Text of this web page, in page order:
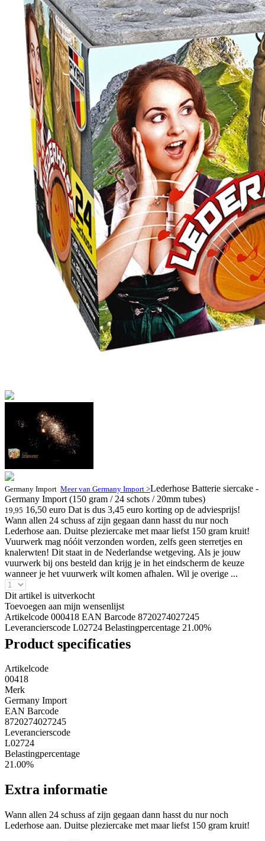
Germany Import Meer van Germany Import >Lederhose Batterie siercake -
Germany Import (150 gram / 24 schots / 20mm tubes)
19,95 16,50 euro Dat is dus 3,45 euro korting op de adviesprijs!
Wann allen 24 schuss af zijn gegaan dann hasst du nur noch
Lederhose aan. Duitse pleziercake met maar liefst 150 gram kruit!
Vuurwerk mag nóóit verzonden worden, zelfs geen sterretjes en
knalerwten! Dit staat in de Nederlandse wetgeving. Als je jouw
vuurwerk bij ons besteld dan krijg je in het eindscherm de keuze
wanneer je het vuurwerk wilt komen afhalen. Wil je overige ...
Dit artikel is uitverkocht
Toevoegen aan mijn wensenlijst
Artikelcode 000418 EAN Barcode 8720274027245
Leverancierscode L02724 Belastingpercentage 21.00%
Product specificaties
Artikelcode
00418
Merk
Germany Import
EAN Barcode
8720274027245
Leverancierscode
L02724
Belastingpercentage
21.00%
Extra informatie
Wann allen 24 schuss af zijn gegaan dann hasst du nur noch
Lederhose aan. Duitse pleziercake met maar liefst 150 gram kruit!